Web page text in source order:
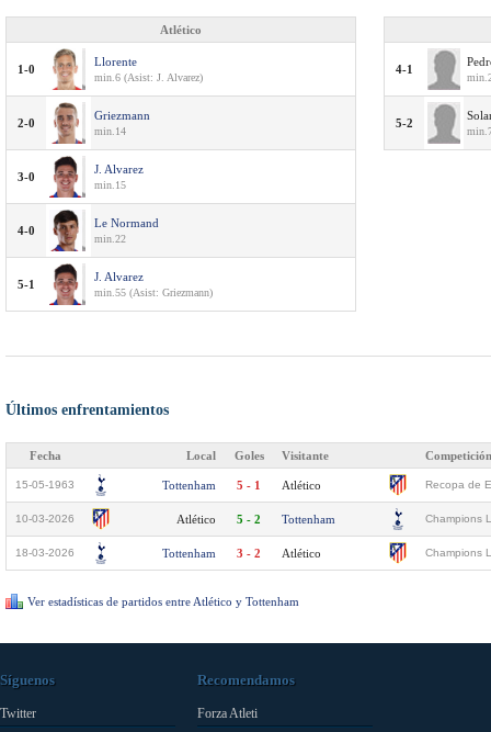
Atlético
1-0
Llorente
min.6 (Asist: J. Alvarez)
2-0
Griezmann
min.14
3-0
J. Alvarez
min.15
4-0
Le Normand
min.22
5-1
J. Alvarez
min.55 (Asist: Griezmann)
4-1
5-2
Últimos enfrentamientos
Fecha Local Goles Visitante Competición
15-05-1963 Tottenham 5 - 1 Atlético Recopa de
10-03-2026 Atlético 5 - 2 Tottenham Champions
18-03-2026 Tottenham 3 - 2 Atlético Champions
Ver estadísticas de partidos entre Atlético y Tottenham
Síguenos
Twitter
Recomendamos
Forza Atleti